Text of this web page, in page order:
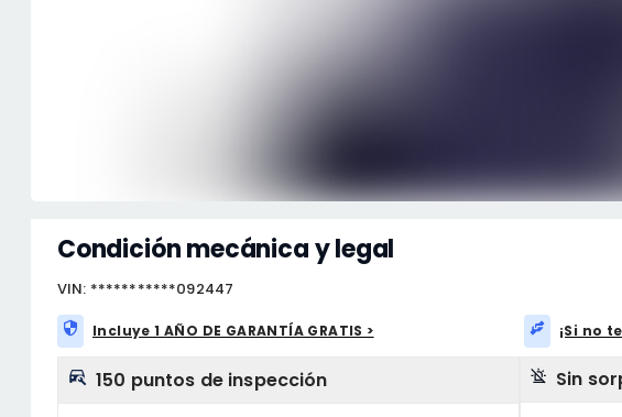
Condición mecánica y legal
VIN: ***********092447
Incluye 1 AÑO DE GARANTÍA GRATIS > ¡Si no
150 puntos de inspección Sin